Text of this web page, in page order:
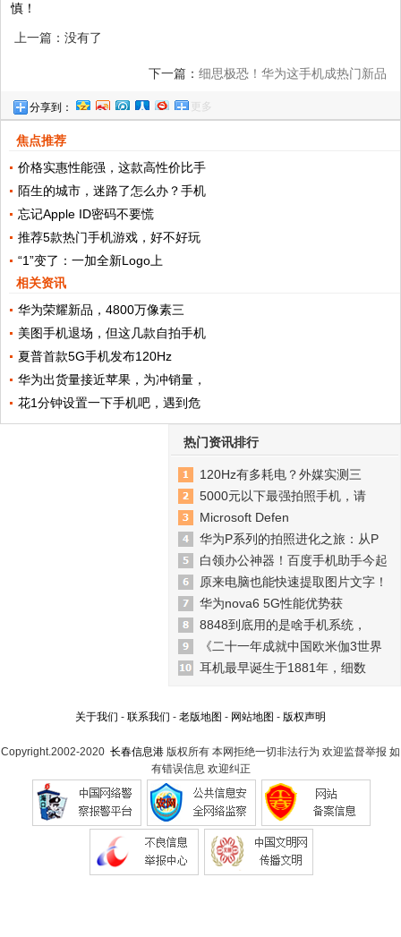
慎！
上一篇：没有了
下一篇： 细思极恐！华为这手机成热门新品
分享到： 更多
焦点推荐
价格实惠性能强，这款高性价比手
陌生的城市，迷路了怎么办？手机
忘记Apple ID密码不要慌
推荐5款热门手机游戏，好不好玩
“1”变了：一加全新Logo上
相关资讯
华为荣耀新品，4800万像素三
美图手机退场，但这几款自拍手机
夏普首款5G手机发布120Hz
华为出货量接近苹果，为冲销量，
花1分钟设置一下手机吧，遇到危
热门资讯排行
120Hz有多耗电？外媒实测三
5000元以下最强拍照手机，请
Microsoft Defen
华为P系列的拍照进化之旅：从P
白领办公神器！百度手机助手今起
原来电脑也能快速提取图片文字！
华为nova6 5G性能优势获
8848到底用的是啥手机系统，
《二十一年成就中国欧米伽3世界
耳机最早诞生于1881年，细数
关于我们 - 联系我们 - 老版地图 - 网站地图 - 版权声明
Copyright.2002-2020 长春信息港 版权所有 本网拒绝一切非法行为 欢迎监督举报 如
有错误信息 欢迎纠正